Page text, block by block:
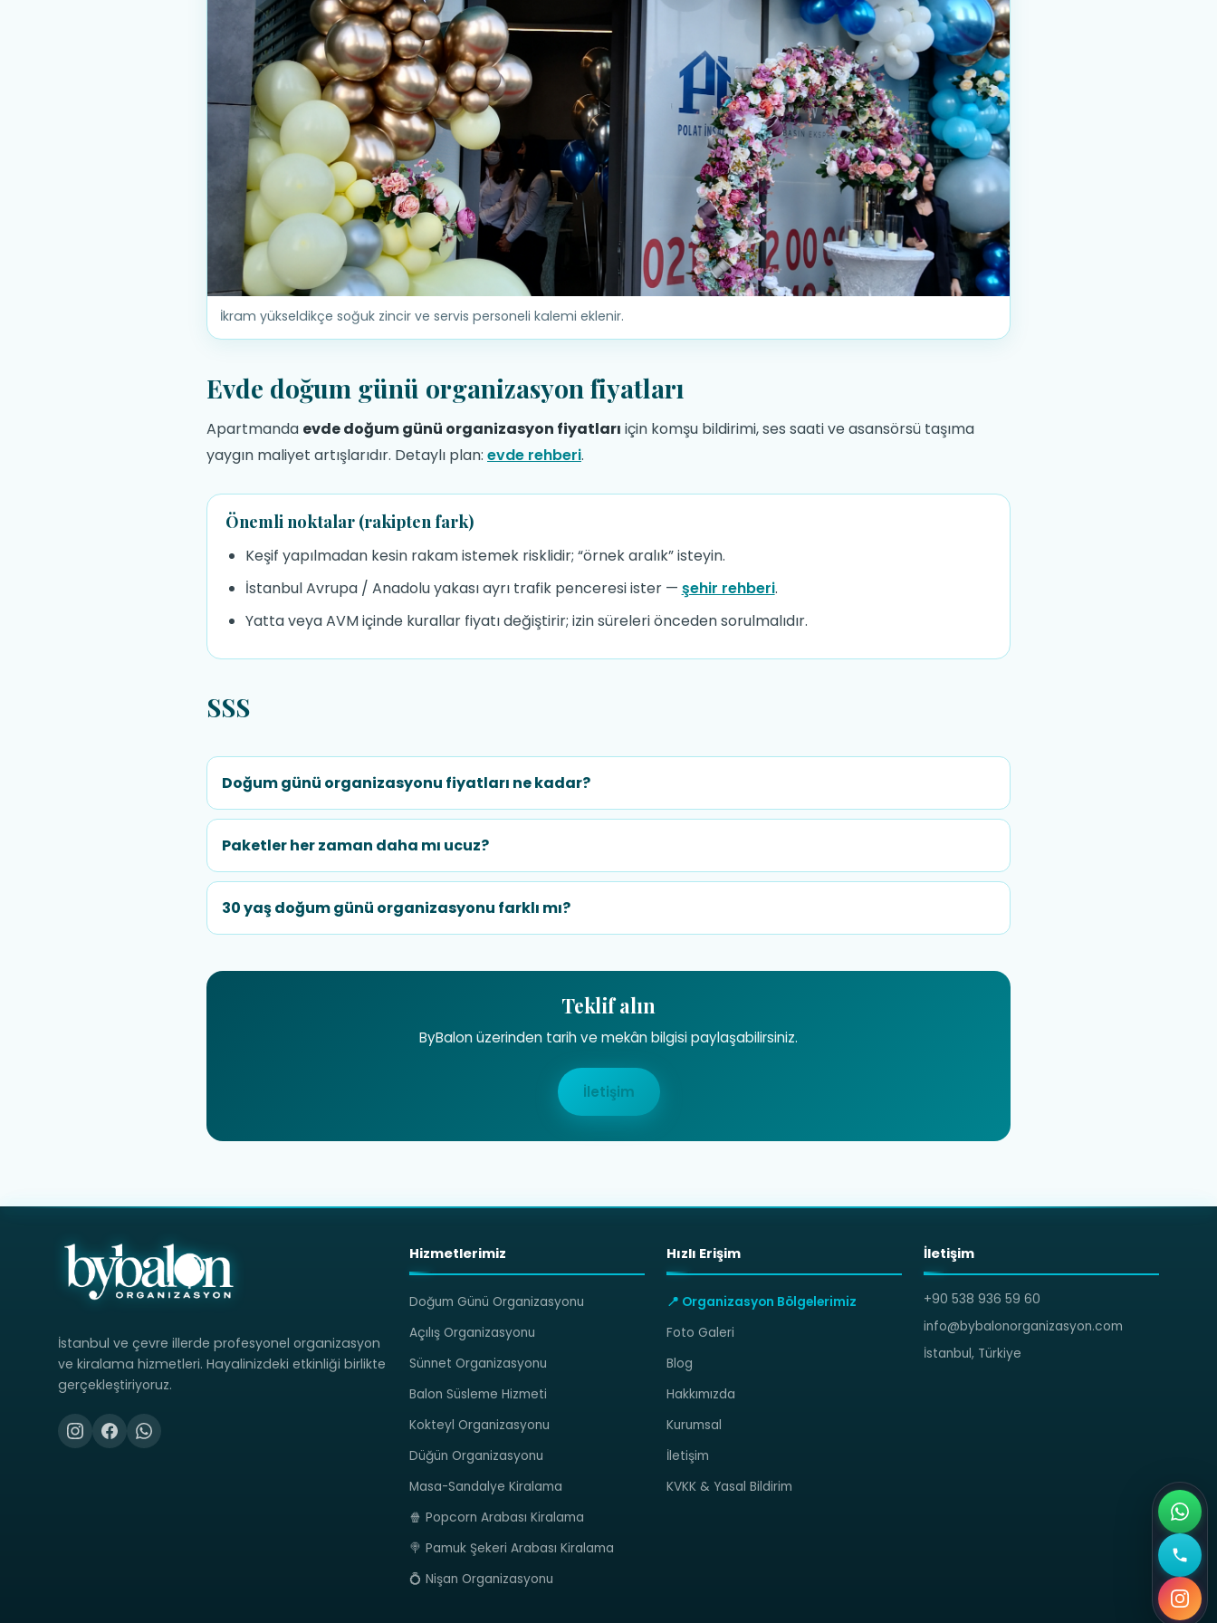
İkram yükseldikçe soğuk zincir ve servis personeli kalemi eklenir.
Evde doğum günü organizasyon fiyatları
Apartmanda evde doğum günü organizasyon fiyatları için komşu bildirimi, ses saati ve asansörsü taşıma
yaygın maliyet artışlarıdır. Detaylı plan: evde rehberi.
Önemli noktalar (rakipten fark)
Keşif yapılmadan kesin rakam istemek risklidir; “örnek aralık” isteyin.
İstanbul Avrupa / Anadolu yakası ayrı trafik penceresi ister — şehir rehberi.
Yatta veya AVM içinde kurallar fiyatı değiştirir; izin süreleri önceden sorulmalıdır.
SSS
Doğum günü organizasyonu fiyatları ne kadar?
Paketler her zaman daha mı ucuz?
30 yaş doğum günü organizasyonu farklı mı?
Teklif alın
ByBalon üzerinden tarih ve mekân bilgisi paylaşabilirsiniz.
İletişim
İstanbul ve çevre illerde profesyonel organizasyon
ve kiralama hizmetleri. Hayalinizdeki etkinliği birlikte
gerçekleştiriyoruz.
Hizmetlerimiz
Doğum Günü Organizasyonu
Açılış Organizasyonu
Sünnet Organizasyonu
Balon Süsleme Hizmeti
Kokteyl Organizasyonu
Düğün Organizasyonu
Masa-Sandalye Kiralama
🍿 Popcorn Arabası Kiralama
🍭 Pamuk Şekeri Arabası Kiralama
💍 Nişan Organizasyonu
Hızlı Erişim
📍 Organizasyon Bölgelerimiz
Foto Galeri
Blog
Hakkımızda
Kurumsal
İletişim
KVKK & Yasal Bildirim
İletişim
+90 538 936 59 60
info@bybalonorganizasyon.com
İstanbul, Türkiye